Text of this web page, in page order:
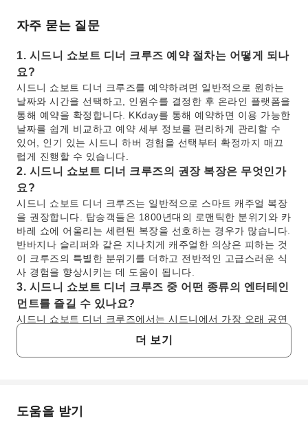
자주 묻는 질문
1. 시드니 쇼보트 디너 크루즈 예약 절차는 어떻게 되나
요?
시드니 쇼보트 디너 크루즈를 예약하려면 일반적으로 원하는
날짜와 시간을 선택하고, 인원수를 결정한 후 온라인 플랫폼을
통해 예약을 확정합니다. KKday를 통해 예약하면 이용 가능한
날짜를 쉽게 비교하고 예약 세부 정보를 편리하게 관리할 수
있어, 인기 있는 시드니 하버 경험을 선택부터 확정까지 매끄
럽게 진행할 수 있습니다.
2. 시드니 쇼보트 디너 크루즈의 권장 복장은 무엇인가
요?
시드니 쇼보트 디너 크루즈는 일반적으로 스마트 캐주얼 복장
을 권장합니다. 탑승객들은 1800년대의 로맨틱한 분위기와 카
바레 쇼에 어울리는 세련된 복장을 선호하는 경우가 많습니다.
반바지나 슬리퍼와 같은 지나치게 캐주얼한 의상은 피하는 것
이 크루즈의 특별한 분위기를 더하고 전반적인 고급스러운 식
사 경험을 향상시키는 데 도움이 됩니다.
3. 시드니 쇼보트 디너 크루즈 중 어떤 종류의 엔터테인
먼트를 즐길 수 있나요?
시드니 쇼보트 디너 크루즈에서는 시드니에서 가장 오래 공연
된 카바레 쇼로 유명한 'Voyage of Love'라는 매혹적인 라이브
카바레 쇼를 선보입니다. 이 고전적인 공연은 식사를 즐기며
시드니 하버를 항해하는 동안 활기찬 엔터테인먼트의 밤을 선
4. 시드니 쇼보트 디너 크루즈의 소요 시간은 얼마나 되
나요?
더 보기
자주 묻는 질문
도움을 받기